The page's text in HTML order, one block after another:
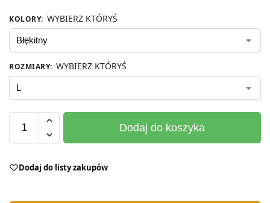
KOLORY: WYBIERZ KTÓRYŚ
ROZMIARY: WYBIERZ KTÓRYŚ
Dodaj do koszyka
Dodaj do listy zakupów